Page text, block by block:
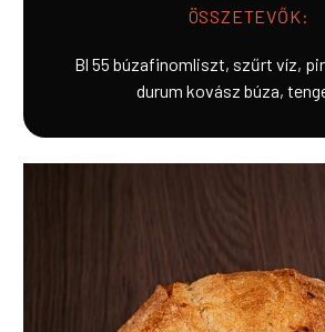
ÖSSZETEVŐK:
Bl 55 búzafinomliszt, szűrt víz,
durum kovász búza,